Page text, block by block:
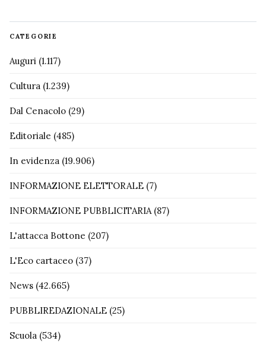
CATEGORIE
Auguri (1.117)
Cultura (1.239)
Dal Cenacolo (29)
Editoriale (485)
In evidenza (19.906)
INFORMAZIONE ELETTORALE (7)
INFORMAZIONE PUBBLICITARIA(87)
L'attacca Bottone (207)
L'Eco cartaceo (37)
News (42.665)
PUBBLIREDAZIONALE (25)
Scuola (534)